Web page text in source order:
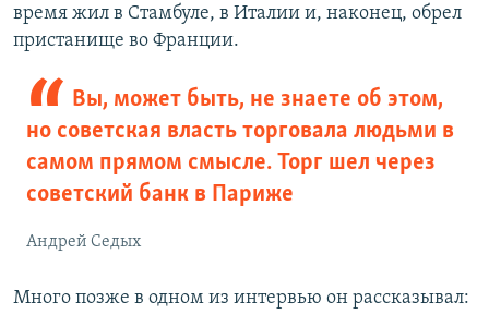
время жил в Стамбуле, в Италии и, наконец, обрел
пристанище во Франции.
Вы, может быть, не знаете об этом,
но советская власть торговала людьми в
самом прямом смысле. Торг шел через
советский банк в Париже
Андрей Седых
Много позже в одном из интервью он рассказывал: